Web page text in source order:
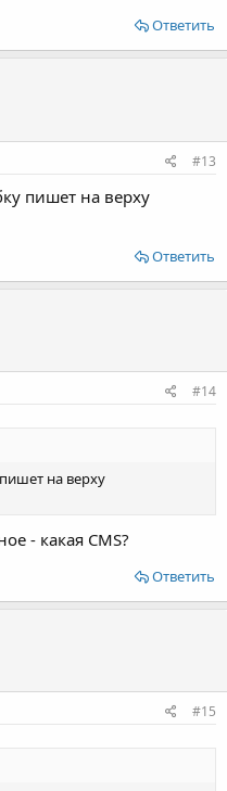
Ответить
#13
пишет на верху
Ответить
#14
на верху
- какая CMS?
Ответить
#15